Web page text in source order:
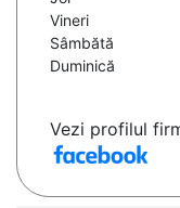
Vineri
Sâmbătă
Duminică
Vezi profilul